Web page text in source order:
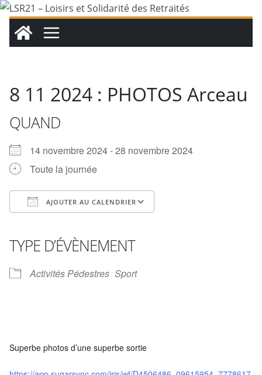
Passer
contenu
8 11 2024 : PHOTOS Arceau
QUAND
14 novembre 2024 - 28 novembre 2024
Toute la journée
AJOUTER AU CALENDRIER
TYPE D’ÉVÈNEMENT
Activités Pédestres Sport
Superbe photos d’une superbe sortie